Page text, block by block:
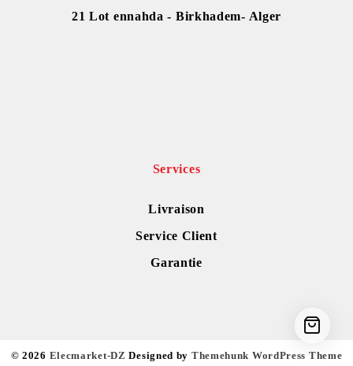
21 Lot ennahda - Birkhadem- Alger
Services
Livraison
Service Client
Garantie
© 2026 Elecmarket-DZ Designed by Themehunk WordPress Theme